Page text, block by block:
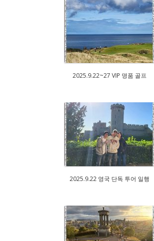
2025.9.22~27 VIP 명품 골프
2025.9.22 영국 단독 투어 일행